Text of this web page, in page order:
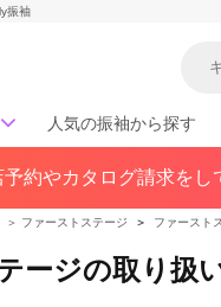
振袖
青森県(41)
岩手県(30)
人気の振袖から探す
予約やカタログ請求を
＞ ファーストステージ ＞ ファースト
ージの取り扱